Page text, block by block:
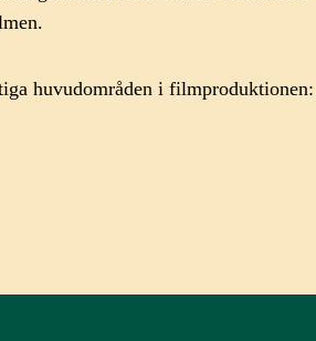
huvudområden i filmproduktionen: